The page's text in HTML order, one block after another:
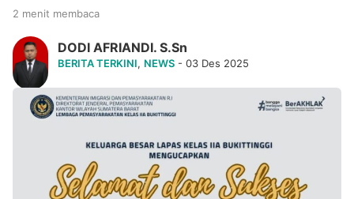
2 menit membaca
DODI AFRIANDI. S.Sn
BERITA TERKINI, NEWS - 03 Des 2025